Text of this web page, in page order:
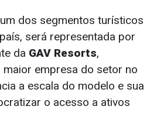
dos segmentos turísticos
será representada por
da GAV Resorts,
empresa do setor no
a escala do modelo e sua
o acesso a ativos